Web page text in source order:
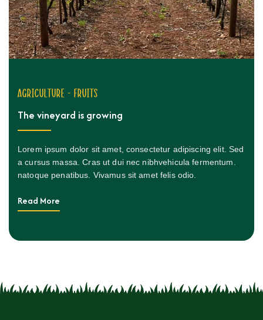
Agriculture - fruits
The vineyard is growing
Lorem ipsum dolor sit amet, consectetur adipiscing elit. Sed
a cursus massa. Cras ut dui nec nibhvehicula fermentum.
natoque penatibus. Vivamus sit amet felis odio.
Read More